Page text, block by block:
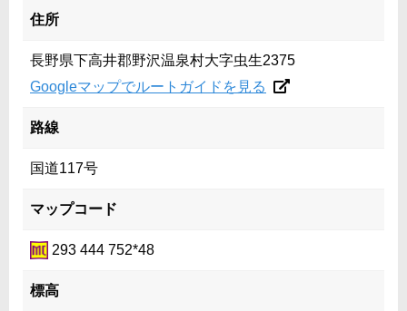
住所
長野県下高井郡野沢温泉村大字虫生2375
Googleマップでルートガイドを見る
路線
国道117号
マップコード
293 444 752*48
標高